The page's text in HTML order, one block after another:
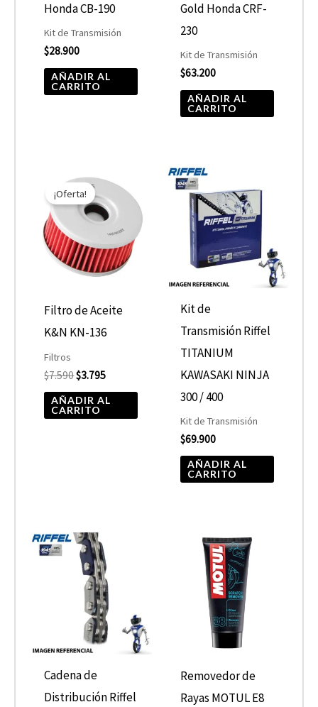
Honda CB-190
Kit de Transmisión
$28.900
AÑADIR AL
CARRITO
Gold Honda CRF-
230
Kit de Transmisión
$63.200
AÑADIR AL
CARRITO
¡Oferta!
Filtro de Aceite
K&N KN-136
Filtros
$7.590
precio
original
era:
$3.795
precio
actual
es:
$3.795.
AÑADIR AL
CARRITO
Kit de
Transmisión Riffel
TITANIUM
KAWASAKI NINJA
300 / 400
Kit de Transmisión
$69.900
AÑADIR AL
CARRITO
Cadena de
Distribución Riffel
Removedor de
Rayas MOTUL E8